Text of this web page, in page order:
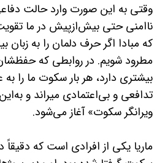
وقتی به این صورت وارد حالت
ناامنی حتی بیش‌ازپیش در ما
که مبادا اگر حرف دلمان را به زبان
مطرود شویم. در روابطی که
بیشتری دارد، هر بار سکوت ما را
تدافعی و بی­‌اعتمادی می­راند و
ویرانگر سکوت» آغاز می­‌شود.
ماریا یکی از افرادی است که دقیقاً